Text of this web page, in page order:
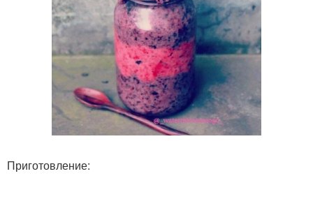
Приготовление: